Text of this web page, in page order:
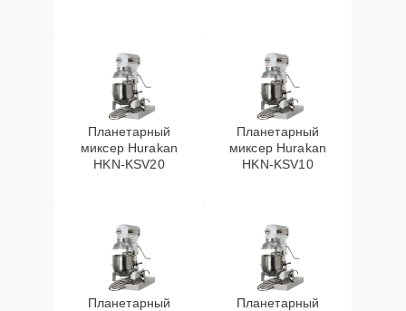
Планетарный
миксер Hurakan
HKN-KSV20
Планетарный
миксер Hurakan
HKN-KSV10
Планетарный
Планетарный